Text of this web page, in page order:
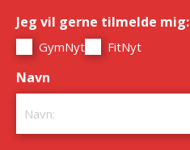
Jeg vil gerne tilmelde mig:
GymNyt FitNyt
Navn